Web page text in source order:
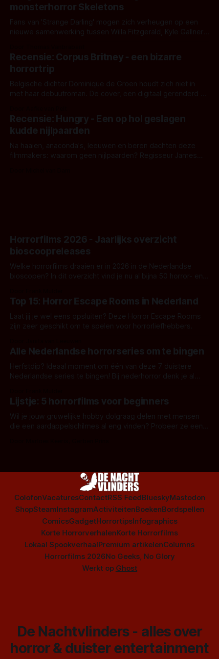
monsterhorror Skeletons
Fans van 'Strange Darling' mogen zich verheugen op een
nieuwe samenwerking tussen Willa Fitzgerald, Kyle Gallner
'Skeletons', een nieuwe creature feature waarvoor de
opnames zijn gestart in Australië.
Recensie: Corpus Britney - een bizarre
horrortrip
Belgische dichter Dominique de Groen houdt zich niet in
met haar debuutroman. De cover, een digitaal gerenderd en
achtergrond, belooft iets kleurrijks maar onheilspellends,
iets ongrijpbaars. En dat maakt De Groen met ieder woord
waar.
Recensie: Hungry - Een op hol geslagen
kudde nijlpaarden
Na haaien, anaconda's, leeuwen en beren dachten deze
filmmakers: waarom geen nijlpaarden? Regisseur James
Horrorfilms 2026 - Jaarlijks overzicht
bioscoopreleases
Welke horrorfilms draaien er in 2026 in de Nederlandse
bioscopen? In dit overzicht vind je nu al bijna 50 horror- en
Top 15: Horror Escape Rooms in Nederland
Laat jij je wel eens opsluiten? Deze Horror Escape Rooms
zijn zeer geschikt om te spelen voor horrorliefhebbers.
Alle Nederlandse horrorseries om te bingen
Herfstdip? Ideaal moment om één van deze 7 duistere
Nederlandse series te bingen! Bij nederhorror denk je al
Amsterdamned of The Johnsons. Maar Nederlandse horror
is niet beperkt tot films. Hier een aantal Nederlandse tv-
series uit het duistere of horrorgenre. Als
Lijstje: 5 horrorfilms voor beginners
Wil je jouw gruwelijke hobby dolgraag delen met mensen
die een aardappelschilmes al eng vinden? Probeer ze eens
ColofonVacaturesContactRSS FeedBlueskyMastodon
ShopSteamInstagramActiviteitenBoekenBordspellen
ComicsGadgetHorrortipsInfographics
Korte HorrorverhalenKorte Horrorfilms
Lokaal SpookverhaalPremium artikelenColumns
Horrorfilms 2026No Geeks, No Glory
Werkt op Ghost
De Nachtvlinders - alles over
horror & duister entertainment